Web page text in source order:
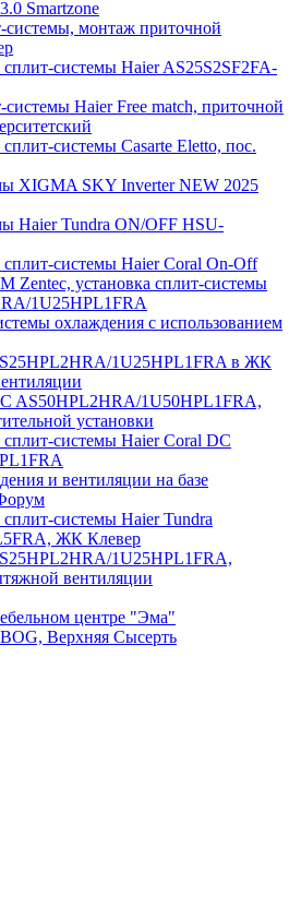
Smartzone
системы, монтаж приточной
системы Haier AS25S2SF2FA-
системы Haier Free match, приточной
системы Casarte Eletto, пос.
XIGMA SKY Inverter NEW 2025
Haier Tundra ON/OFF HSU-
сплит-системы Haier Coral On-Off
Zentec, установка сплит-системы
1U25HPL1FRA
охлаждения с использованием
1U25HPL1FRA в ЖК
AS50HPL2HRA/1U50HPL1FRA,
установки
системы Haier Coral DC
и вентиляции на базе
системы Haier Tundra
ЖК Клевер
1U25HPL1FRA,
вентиляции
центре "Эма"
Верхняя Сысерть